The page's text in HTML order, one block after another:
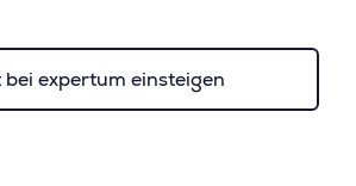
expertum einsteigen